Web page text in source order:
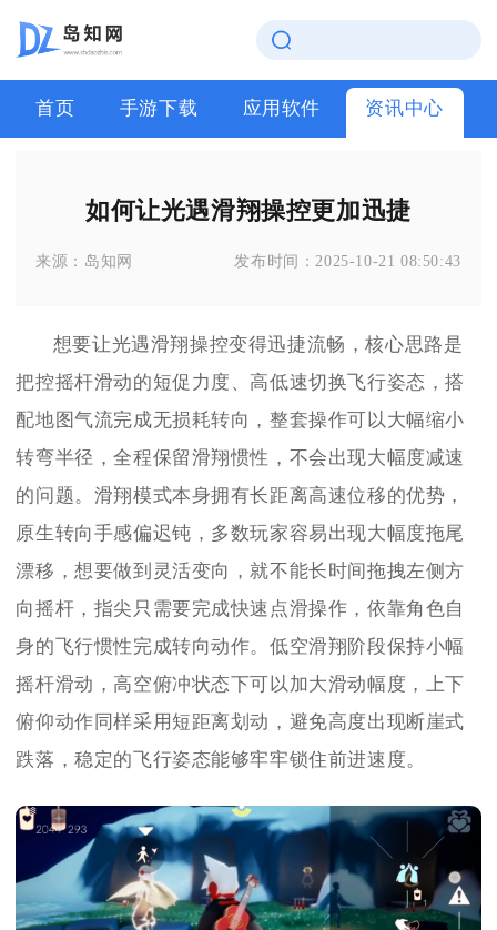
首页 手游下载 应用软件 资讯中心
如何让光遇滑翔操控更加迅捷
来源： 岛知网 发布时间： 2025-10-21 08:50:43
想要让光遇滑翔操控变得迅捷流畅，核心思路是
把控摇杆滑动的短促力度、高低速切换飞行姿态，搭
配地图气流完成无损耗转向，整套操作可以大幅缩小
转弯半径，全程保留滑翔惯性，不会出现大幅度减速
的问题。滑翔模式本身拥有长距离高速位移的优势，
原生转向手感偏迟钝，多数玩家容易出现大幅度拖尾
漂移，想要做到灵活变向，就不能长时间拖拽左侧方
向摇杆，指尖只需要完成快速点滑操作，依靠角色自
身的飞行惯性完成转向动作。低空滑翔阶段保持小幅
摇杆滑动，高空俯冲状态下可以加大滑动幅度，上下
俯仰动作同样采用短距离划动，避免高度出现断崖式
跌落，稳定的飞行姿态能够牢牢锁住前进速度。